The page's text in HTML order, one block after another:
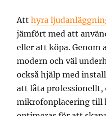
Atthyra
jämfört med att
eller att köpa. Genom
modern och väl
också hjälp med
att låta professionellt,
mikrofonplacering till